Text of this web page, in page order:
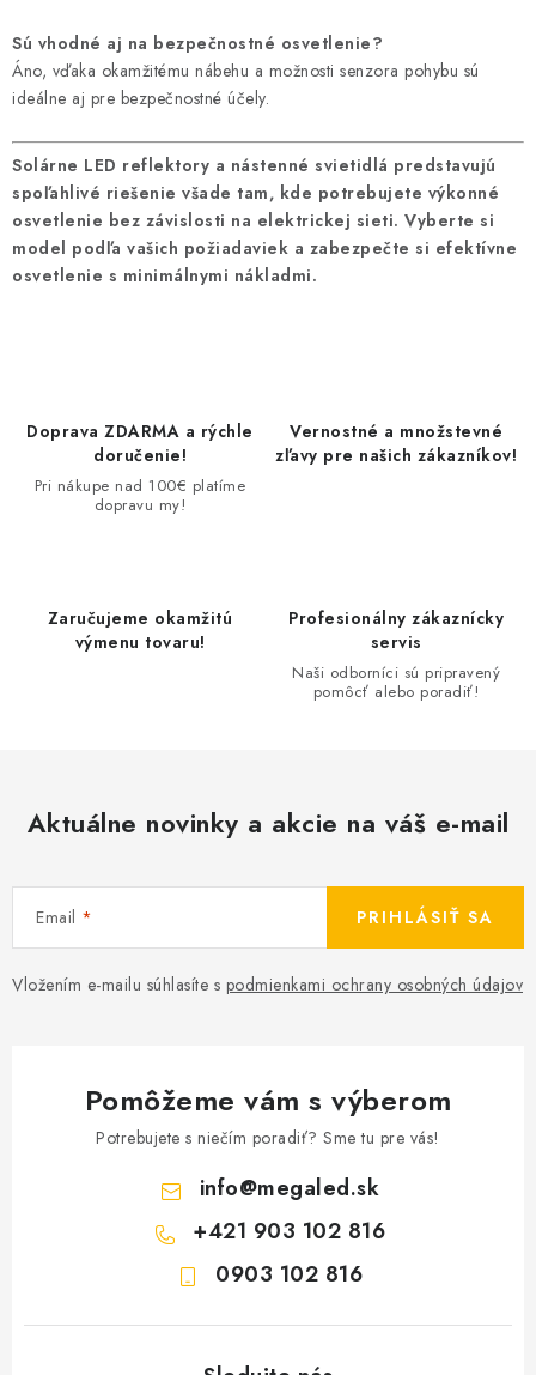
Sú vhodné aj na bezpečnostné osvetlenie?
Áno, vďaka okamžitému nábehu a možnosti senzora pohybu sú
ideálne aj pre bezpečnostné účely.
Solárne LED reflektory a nástenné svietidlá predstavujú
spoľahlivé riešenie všade tam, kde potrebujete výkonné
osvetlenie bez závislosti na elektrickej sieti. Vyberte si
model podľa vašich požiadaviek a zabezpečte si efektívne
osvetlenie s minimálnymi nákladmi.
Doprava ZDARMA a rýchle
doručenie!
Pri nákupe nad 100€ platíme
dopravu my!
Vernostné a množstevné
zľavy pre našich zákazníkov!
Zaručujeme okamžitú
výmenu tovaru!
Profesionálny zákaznícky
servis
Naši odborníci sú pripravený
pomôcť alebo poradiť!
Aktuálne novinky a akcie na váš e-mail
Email
Vložením e-mailu súhlasíte s podmienkami ochrany osobných údajov
PRIHLÁSIŤ SA
Pomôžeme vám s výberom
Potrebujete s niečím poradiť? Sme tu pre vás!
info@megaled.sk
+421 903 102 816
0903 102 816